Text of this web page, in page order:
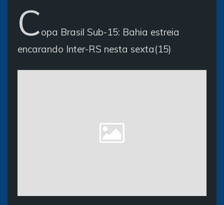
Copa Brasil Sub-15: Bahia estreia
encarando Inter-RS nesta sexta(15)